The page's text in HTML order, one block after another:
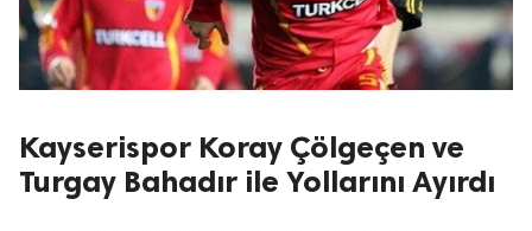
Kayserispor Koray Çölgeçen ve
Turgay Bahadır ile Yollarını Ayırdı